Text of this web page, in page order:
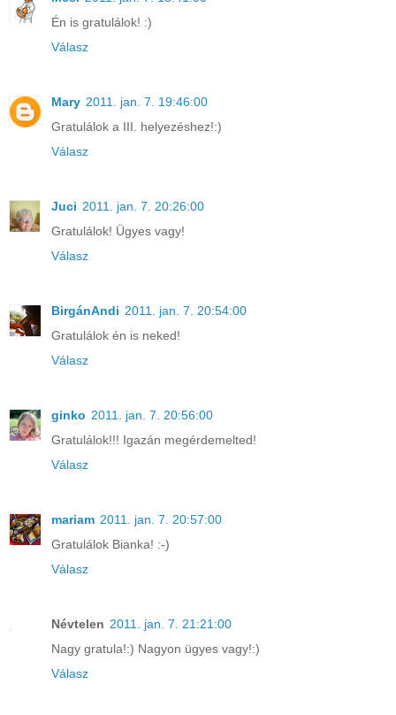
Én is gratulálok! :)
Válasz
Mary 2011. jan. 7. 19:46:00
Gratulálok a III. helyezéshez!:)
Válasz
Juci 2011. jan. 7. 20:26:00
Gratulálok! Ügyes vagy!
Válasz
BirgánAndi 2011. jan. 7. 20:54:00
Gratulálok én is neked!
Válasz
ginko 2011. jan. 7. 20:56:00
Gratulálok!!! Igazán megérdemelted!
Válasz
mariam 2011. jan. 7. 20:57:00
Gratulálok Bianka! :-)
Válasz
Névtelen 2011. jan. 7. 21:21:00
Nagy gratula!:) Nagyon ügyes vagy!:)
Válasz